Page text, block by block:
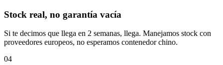
Stock real, no garantía vacía
Si te decimos que llega en 2 semanas, llega. Manejamos stock con
proveedores europeos, no esperamos contenedor chino.
04